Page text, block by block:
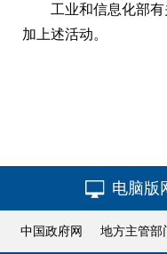
工业和信息化部
加上述活动。
电脑版
中国政府网 地方主管部